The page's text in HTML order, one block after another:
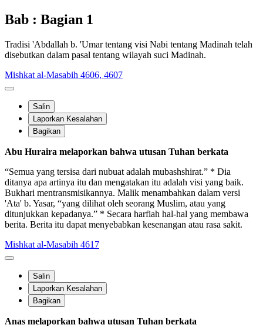
Bab : Bagian 1
Tradisi 'Abdallah b. 'Umar tentang visi Nabi tentang Madinah telah
disebutkan dalam pasal tentang wilayah suci Madinah.
Mishkat al-Masabih 4606, 4607
Salin
Laporkan Kesalahan
Bagikan
Abu Huraira melaporkan bahwa utusan Tuhan berkata
“Semua yang tersisa dari nubuat adalah mubashshirat.” * Dia
ditanya apa artinya itu dan mengatakan itu adalah visi yang baik.
Bukhari mentransmisikannya. Malik menambahkan dalam versi
'Ata' b. Yasar, “yang dilihat oleh seorang Muslim, atau yang
ditunjukkan kepadanya.” * Secara harfiah hal-hal yang membawa
berita. Berita itu dapat menyebabkan kesenangan atau rasa sakit.
Mishkat al-Masabih 4617
Salin
Laporkan Kesalahan
Bagikan
Anas melaporkan bahwa utusan Tuhan berkata